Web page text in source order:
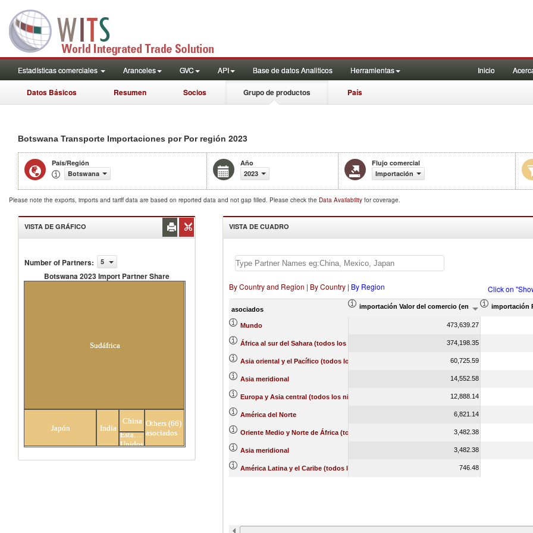
Estadísticas comerciales Aranceles GVC API Base de datos Analiticos Herramientas Inicio
Datos Básicos Resumen Socios Grupo de productos País
Botswana Transporte Importaciones por Por región 2023
País/Región
Botswana
Año
2023
Flujo comercial
Importación
Please note the exports, imports and tariff data are based on reported data and not gap filled. Please check the Data Availability for coverage.
VISTA DE GRÁFICO
Number of Partners: 5
Botswana 2023 Import Partner Share
Sudáfrica
Japón India
China
Estados
Unidos
Others (66)
asociados
VISTA DE CUADRO
By Country and Region | By Country| By Region Click on
asociados importación Valor del comercio (en miles de US$)
importación
Mundo 473,639.27
África al sur del Sahara (todos los niveles de ingreso) 374,198.35
Asia oriental y el Pacífico (todos los niveles de ingreso) 60,725.59
Asia meridional 14,552.58
Europa y Asia central (todos los niveles de ingreso) 12,888.14
América del Norte 6,821.14
Oriente Medio y Norte de África (todos los niveles de ingreso) 3,482.38
Asia meridional 3,482.38
América Latina y el Caribe (todos los niveles de ingreso) 746.48